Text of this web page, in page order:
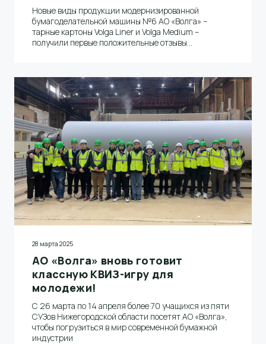
Новые виды продукции модернизированной
бумагоделательной машины №6 АО «Волга» –
тарные картоны Volga Liner и Volga Medium –
получили первые положительные отзывы
28 марта 2025
АО «Волга» вновь готовит
классную КВИЗ-игру для
молодежи!
С 26 марта по 14 апреля более 70 учащихся из пяти
СУЗов Нижегородской области посетят АО «Волга»,
чтобы погрузиться в мир современной бумажной
индустрии